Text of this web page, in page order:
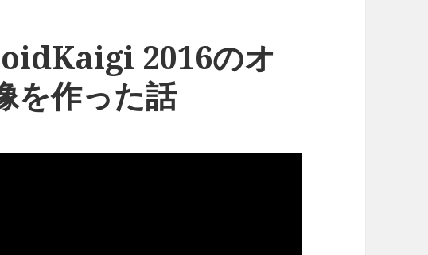
2016のオ
を作った話